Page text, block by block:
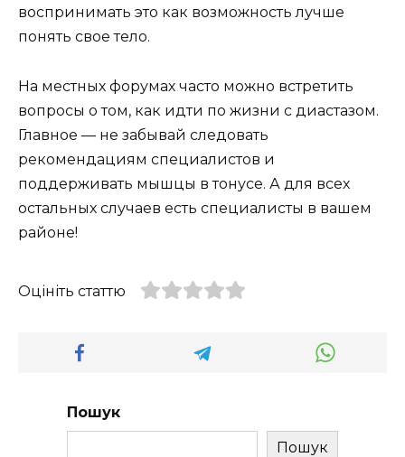
воспринимать это как возможность лучше
понять свое тело.
На местных форумах часто можно встретить
вопросы о том, как идти по жизни с диастазом.
Главное — не забывай следовать
рекомендациям специалистов и
поддерживать мышцы в тонусе. А для всех
остальных случаев есть специалисты в вашем
районе!
Оцініть статтю
Пошук
Пошук